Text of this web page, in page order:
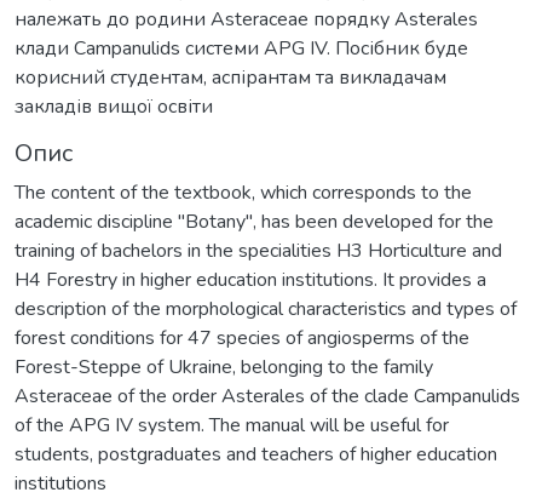
належать до родини Asteraceae порядку Asterales
клади Campanulids системи APG IV. Посібник буде
корисний студентам, аспірантам та викладачам
закладів вищої освіти
Опис
The content of the textbook, which corresponds to the
academic discipline "Botany", has been developed for the
training of bachelors in the specialities H3 Horticulture and
H4 Forestry in higher education institutions. It provides a
description of the morphological characteristics and types of
forest conditions for 47 species of angiosperms of the
Forest-Steppe of Ukraine, belonging to the family
Asteraceae of the order Asterales of the clade Campanulids
of the APG IV system. The manual will be useful for
students, postgraduates and teachers of higher education
institutions